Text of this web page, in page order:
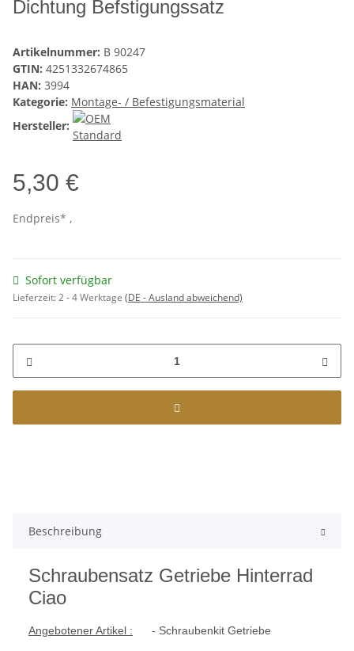
Dichtung Befstigungssatz
Artikelnummer: B 90247
GTIN: 4251332674865
HAN: 3994
Kategorie: Montage- / Befestigungsmaterial
Hersteller:
5,30 €
Endpreis* ,
Sofort verfügbar
Lieferzeit:2 - 4 Werktage (DE - Ausland abweichend)
Beschreibung
Schraubensatz Getriebe Hinterrad
Ciao
Angebotener Artikel : - Schraubenkit Getriebe